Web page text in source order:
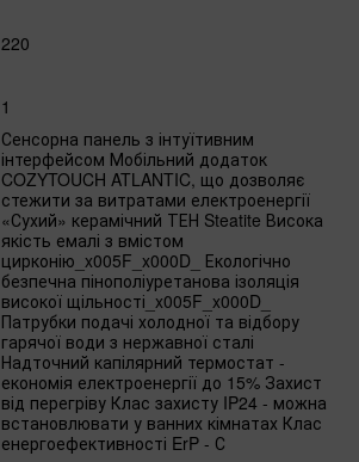
220
1
Сенсорна панель з інтуїтивним
інтерфейсом Мобільний додаток
COZYTOUCH ATLANTIC, що дозволяє
стежити за витратами електроенергії
«Сухий» керамічний ТЕН Steatite Висока
якість емалі з вмістом
цирконію_x005F_x000D_ Екологічно
безпечна пінополіуретанова ізоляція
високої щільності_x005F_x000D_
Патрубки подачі холодної та відбору
гарячої води з нержавної сталі
Надточний капілярний термостат -
економія електроенергії до 15% Захист
від перегріву Клас захисту IP24 - можна
встановлювати у ванних кімнатах Клас
енергоефективності ErP - С